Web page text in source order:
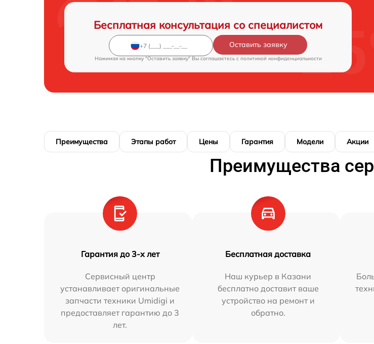
Бесплатная консультация со специалистом
Оставить заявку
Нажимая на кнопку "Оставить заявку" Вы соглашаетесь c политикой конфиденциальности
Преимущества Этапы работ Цены Гарантия Модели Акции
Преимущества
Гарантия до 3-х лет
Сервисный центр
устанавливает оригинальные
запчасти техники Umidigi и
предоставляет гарантию до 3
лет.
Бесплатная доставка
Наш курьер в Казани
бесплатно доставит ваше
устройство на ремонт и
обратно.